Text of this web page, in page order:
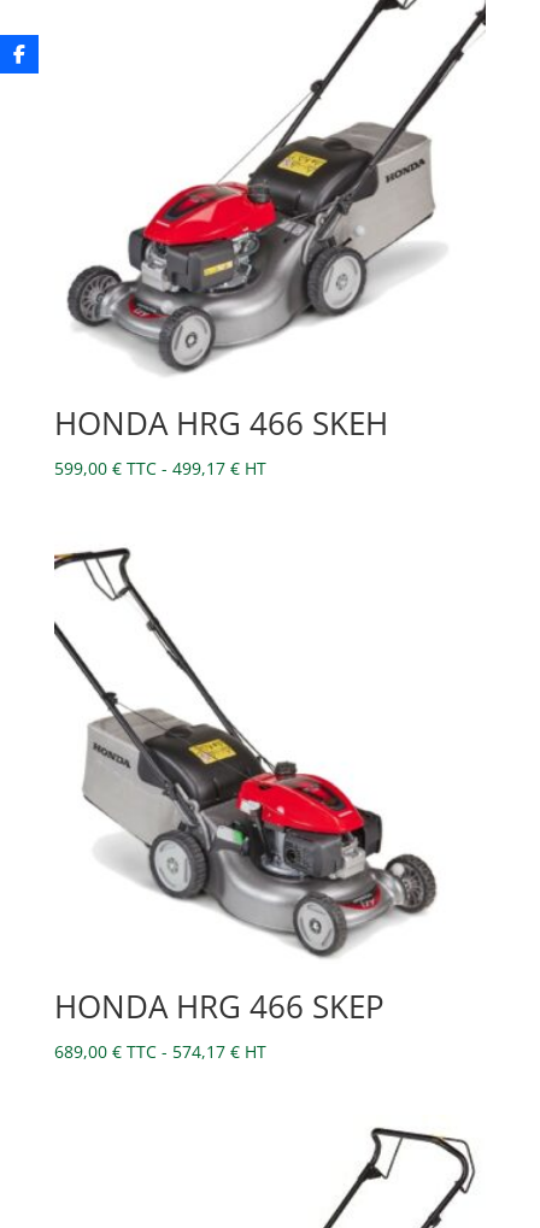
HONDA HRG 466 SKEH
599,00 € TTC - 499,17 €HT
HONDA HRG 466 SKEP
689,00 € TTC - 574,17 €HT